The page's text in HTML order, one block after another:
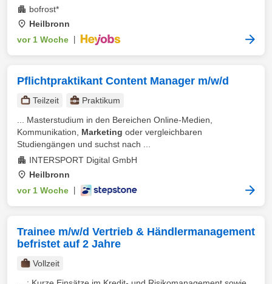
bofrost*
Heilbronn
vor 1 Woche
Pflichtpraktikant Content Manager m/w/d
Teilzeit
Praktikum
... Masterstudium in den Bereichen Online-Medien,
Kommunikation, Marketing oder vergleichbaren
Studiengängen und suchst nach ...
INTERSPORT Digital GmbH
Heilbronn
vor 1 Woche
Trainee m/w/d Vertrieb & Händlermanagement
befristet auf 2 Jahre
Vollzeit